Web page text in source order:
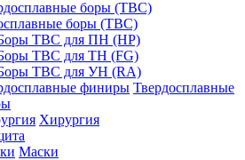
боры (ТВС)
ТВС для ПН (HP)
ТВС для ТН (FG)
ТВС для УН (RA)
Твердосплавные
Хирургия
Маски